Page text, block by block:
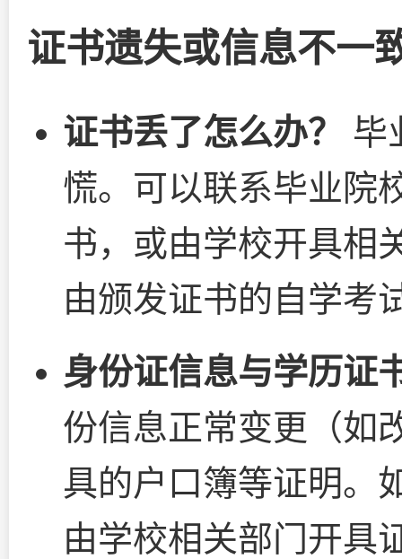
证书遗失或信息不一
证书丢了怎么办？
毕
慌。可以联系毕业院
书，或由学校开具相
由颁发证书的自学考
身份证信息与学历证
份信息正常变更（如
具的户口簿等证明。
由学校相关部门开具